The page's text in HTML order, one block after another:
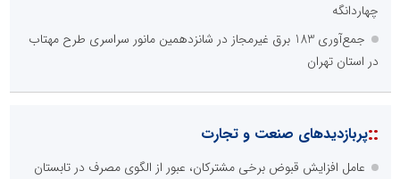
چهاردانگه
جمع‌آوری 183 برق غیرمجاز در شانزدهمین مانور سراسری طرح مهتاب
در استان تهران
::پربازدیدهای صنعت و تجارت
عامل افزایش قبوض برخی مشترکان، عبور از الگوی مصرف در تابستان